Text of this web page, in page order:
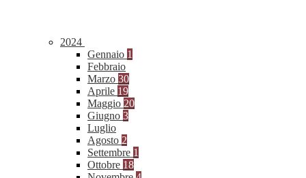
2024
Gennaio 1
Febbraio
Marzo 30
Aprile 19
Maggio 20
Giugno 3
Luglio
Agosto 2
Settembre 1
Ottobre 18